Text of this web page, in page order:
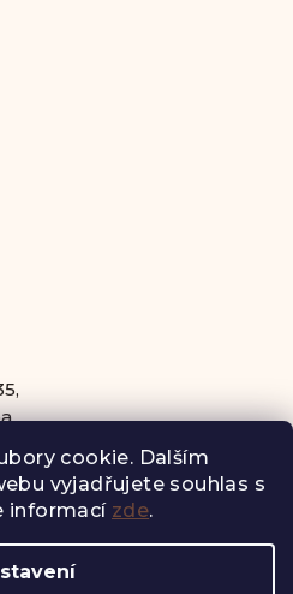
cookie. Dalším
vyjadřujete souhlas s
informací zde.